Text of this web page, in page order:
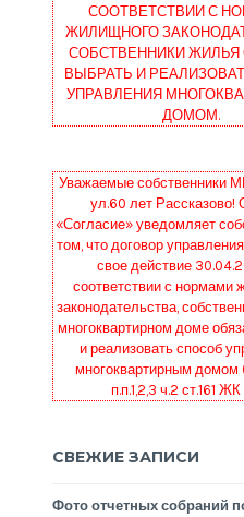
СООТВЕТСТВИИ С
ЖИЛИЩНОГО
СОБСТВЕННИКИ
ВЫБРАТЬ И
УПРАВЛЕНИЯ
ДОМОМ.
Уважаемые собственники
ул.60 лет
«Согласие» уведомляет
том, что договор
свое действие
соответствии с нормами
законодательства,
многоквартирном доме
и реализовать способ
многоквартирным домом
п.п.1,2,3 ч.2 ст.161
СВЕЖИЕ ЗАПИСИ
Фото отчетных собраний